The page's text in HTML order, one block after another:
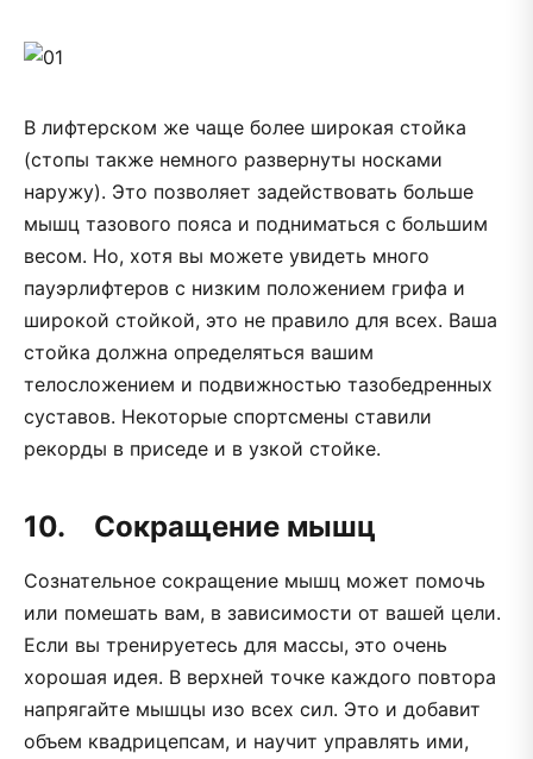
В лифтерском же чаще более широкая стойка
(стопы также немного развернуты носками
наружу). Это позволяет задействовать больше
мышц тазового пояса и подниматься с большим
весом. Но, хотя вы можете увидеть много
пауэрлифтеров с низким положением грифа и
широкой стойкой, это не правило для всех. Ваша
стойка должна определяться вашим
телосложением и подвижностью тазобедренных
суставов. Некоторые спортсмены ставили
рекорды в приседе и в узкой стойке.
10. Сокращение мышц
Сознательное сокращение мышц может помочь
или помешать вам, в зависимости от вашей цели.
Если вы тренируетесь для массы, это очень
хорошая идея. В верхней точке каждого повтора
напрягайте мышцы изо всех сил. Это и добавит
объем квадрицепсам, и научит управлять ими,